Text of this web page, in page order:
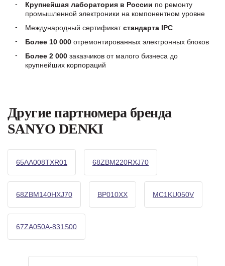
Крупнейшая лаборатория в России по ремонту
промышленной электроники на компонентном уровне
Международный сертификатстандарта IPC
Более 10 000 отремонтированных электронных блоков
Более 2 000 заказчиков от малого бизнеса до
крупнейших корпораций
Другие партномера бренда
SANYO DENKI
65AA008TXR01 68ZBM220RXJ70
68ZBM140HXJ70 BP010XX MC1KU050V
67ZA050A-831S00